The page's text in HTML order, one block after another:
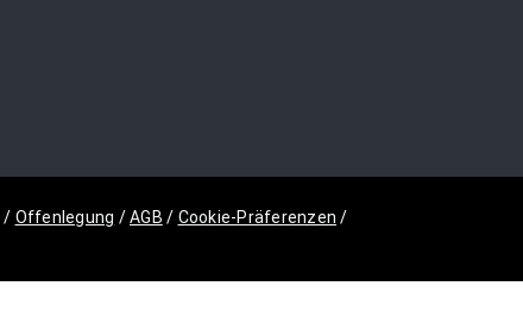
/ Offenlegung /AGB / Cookie-Präferenzen /